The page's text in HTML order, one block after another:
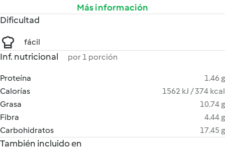
Más información
Dificultad
fácil
Inf. nutricional por 1 porción
Proteína
1.46 g
Calorías
1562 kJ / 374 kcal
Grasa
10.74 g
Fibra
4.44 g
Carbohidratos
17.45 g
También incluido en